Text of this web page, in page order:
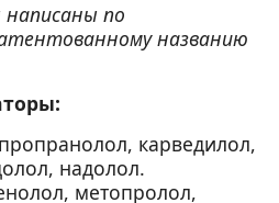
по
названию
карведилол,
надолол.
метопролол,